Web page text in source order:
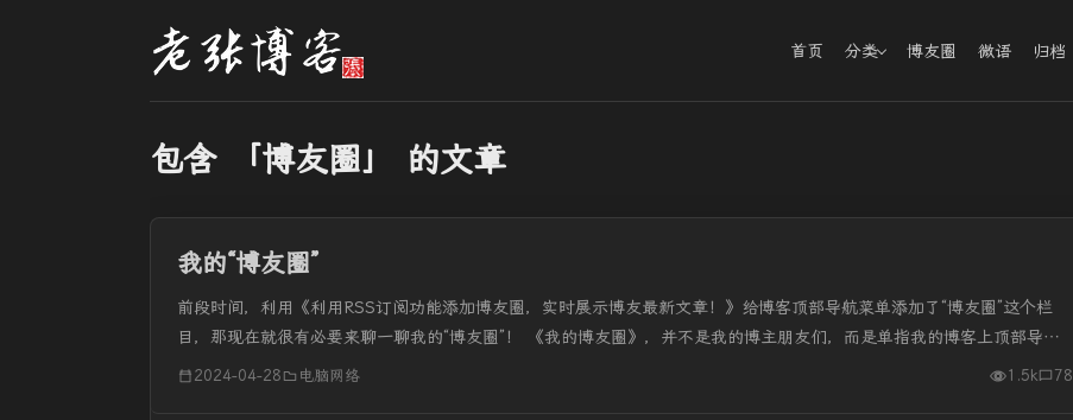
首页 分类 博友圈 微语 归档
包含 「博友圈」 的文章
我的“博友圈”
前段时间，利用《利用RSS订阅功能添加博友圈，实时展示博友最新文章！》给博客顶部导航菜单添加了“博友圈”这个栏
目，那现在就很有必要来聊一聊我的“博友圈”！ 《我的博友圈》，并不是我的博主朋友们，而是单指我的博客上顶部导航
菜单“博友圈”这...
2024-04-28 电脑网络 1.5k 78